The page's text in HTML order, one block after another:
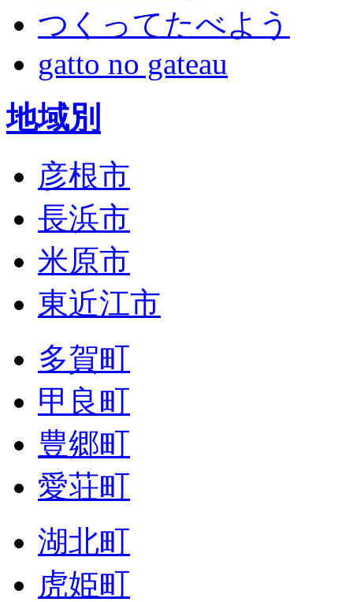
つくってたべよう
gatto no gateau
地域別
彦根市
長浜市
米原市
東近江市
多賀町
甲良町
豊郷町
愛荘町
湖北町
虎姫町